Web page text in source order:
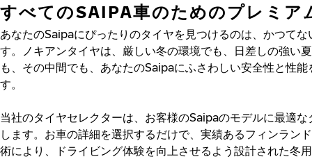
すべてのSAIPA車のためのプレミア
あなたのSaipaにぴったりのタイヤを見つけるのは、かつてな
す。ノキアンタイヤは、厳しい冬の環境でも、日差しの強い
も、その中間でも、あなたのSaipaにふさわしい安全性と性能
す。
当社のタイヤセレクターは、お客様のSaipaのモデルに最適な
します。お車の詳細を選択するだけで、実績あるフィンラン
術により、ドライビング体験を向上させるよう設計された冬